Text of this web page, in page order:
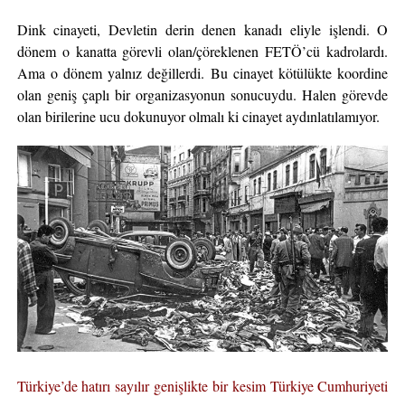
Dink cinayeti, Devletin derin denen kanadı eliyle işlendi. O
dönem o kanatta görevli olan/çöreklenen FETÖ’cü kadrolardı.
Ama o dönem yalnız değillerdi. Bu cinayet kötülükte koordine
olan geniş çaplı bir organizasyonun sonucuydu. Halen görevde
olan birilerine ucu dokunuyor olmalı ki cinayet aydınlatılamıyor.
Türkiye’de hatırı sayılır genişlikte bir kesim Türkiye Cumhuriyeti